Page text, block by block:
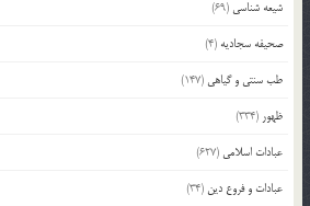
شیعه شناسی (69)
صحیفه سجادیه (4)
طب سنتی و گیاهی (147)
ظهور (334)
عبادات اسلامی (627)
عبادات و فروع دین (34)